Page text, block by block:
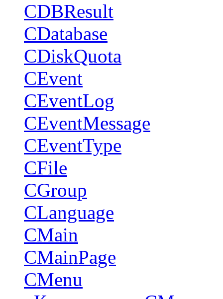
CDBResult
CDatabase
CDiskQuota
CEvent
CEventLog
CEventMessage
CEventType
CFile
CGroup
CLanguage
CMain
CMainPage
CMenu